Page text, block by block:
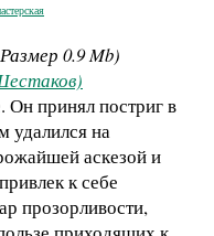
Размер 0.9 Mb)
Он принял постриг в
удалился на
аскезой и
к себе
прозорливости,